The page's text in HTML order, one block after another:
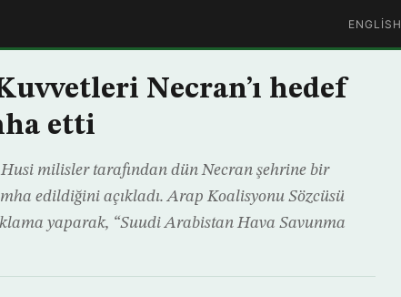
ENGLISH
Necran’ı hedef
etti
milisler tarafından dün Necran şehrine bir
edildiğini açıkladı. Arap Koalisyonu Sözcüsü
yaparak, “Suudi Arabistan Hava Savunma